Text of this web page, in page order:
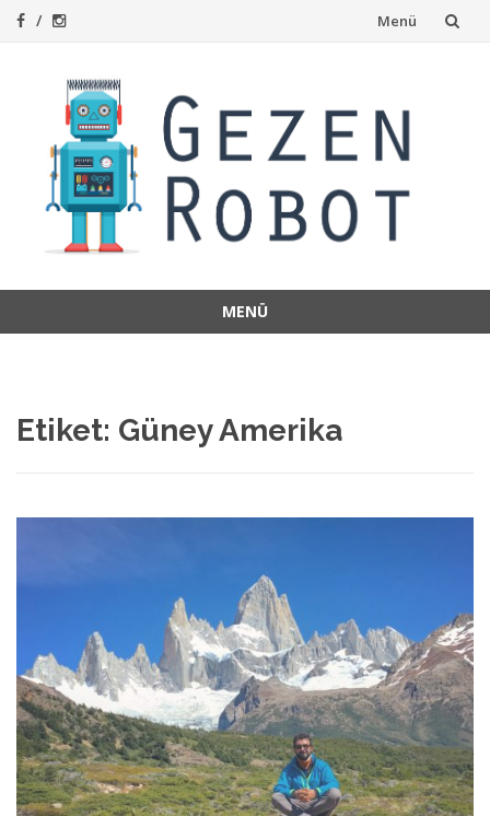
Menü
MENÜ
Etiket: Güney Amerika